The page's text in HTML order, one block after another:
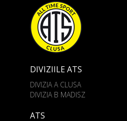
DIVIZIILE ATS
DIVIZIA A CLUSA
DIVIZIA B MADISZ
ATS